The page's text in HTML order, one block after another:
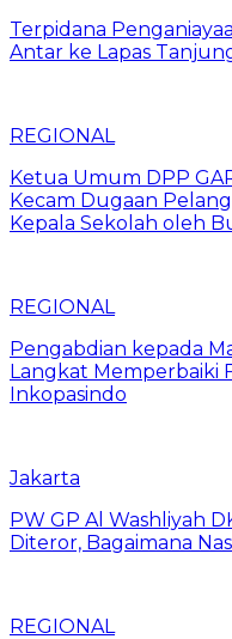
Terpidana
Antar ke Lapas
REGIONAL
Ketua Umum DPP
Kecam Dugaan
Kepala Sekolah oleh
REGIONAL
Pengabdian kepada
Langkat Memperbaiki
Inkopasindo
Jakarta
PW GP Al Washliyah
Diteror, Bagaimana
REGIONAL